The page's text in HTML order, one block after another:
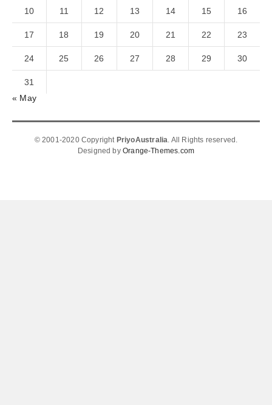
10 11 12 13 14 15 16
17 18 19 20 21 22 23
24 25 26 27 28 29 30
31
« May
© 2001-2020 Copyright PriyoAustralia. All Rights reserved.
Designed byOrange-Themes.com